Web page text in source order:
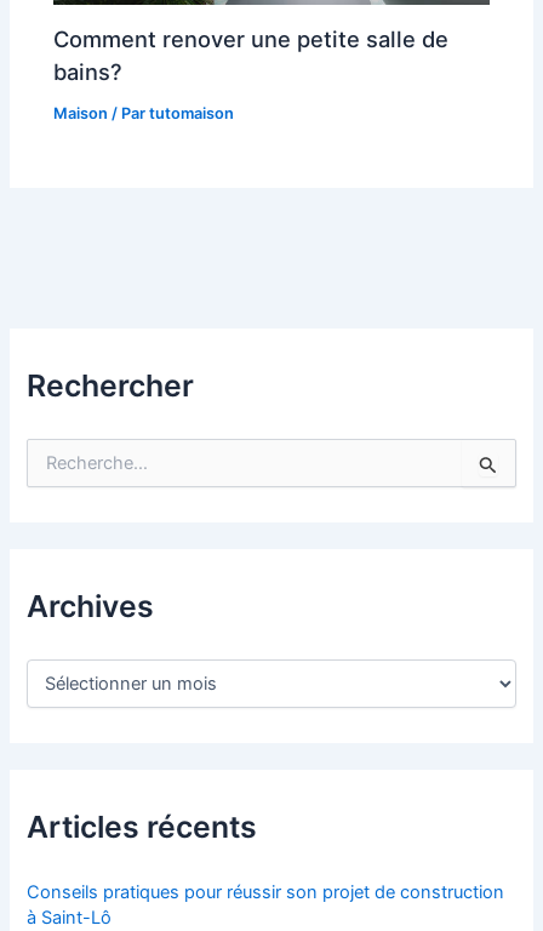
Comment renover une petite salle de
bains?
Maison / Partutomaison
Rechercher
c
h
r
Archives
A
e
s
Articles récents
Conseils pratiques pour réussir son projet de construction
à Saint-Lô